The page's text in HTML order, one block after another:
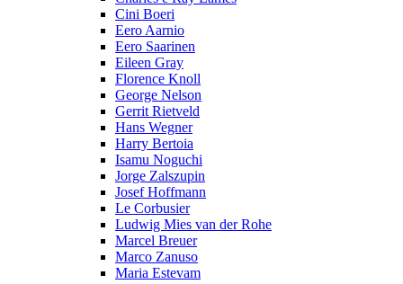
Cini Boeri
Eero Aarnio
Eero Saarinen
Eileen Gray
Florence Knoll
George Nelson
Gerrit Rietveld
Hans Wegner
Harry Bertoia
Isamu Noguchi
Jorge Zalszupin
Josef Hoffmann
Le Corbusier
Ludwig Mies van der Rohe
Marcel Breuer
Marco Zanuso
Maria Estevam